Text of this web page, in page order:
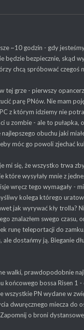
~10 godzin - gdy
bezpiecznie, skąd
chcą spróbować
grze - pierwszy
parę PNów. Nie mam
z którym idziemy nie
zombie - ale to
obuchu jaki
móc go powoli zjechać
mi się, że wszystko trwa
wysyłały mnie z
wręcz tego wymagały -
kolega którego
jak wyrywać kły trolla?
znalazłem swego czasu,
runę teleportacji do
dostańmy ją. Bieganie
walki, prawdopodobnie
końcowego bossa Risen 1
PN wydane w
dwuręcznego miecza do
o broni